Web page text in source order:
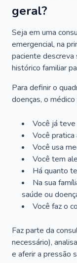
geral?
Seja em uma
emergencial, na
paciente descreva
histórico familiar
Para definir o
doenças, o
Você já
Você
Você usa
Você tem
Há quanto
Na sua
saúde ou
Você faz o
Faz parte da
necessário),
e aferir a pressão